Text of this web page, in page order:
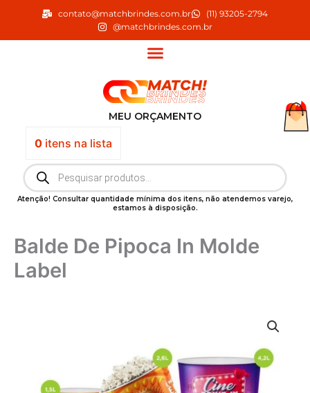
o
contato@matchbrindes.com.br
(11) 93205-2794
@matchbrindes.com.br
MEU ORÇAMENTO
0itens na lista
Pesquisar
produtos
Atenção! Consultar quantidade mínima dos itens, não atendemos varejo,
estamos à disposição.
Balde De Pipoca In Molde
Label